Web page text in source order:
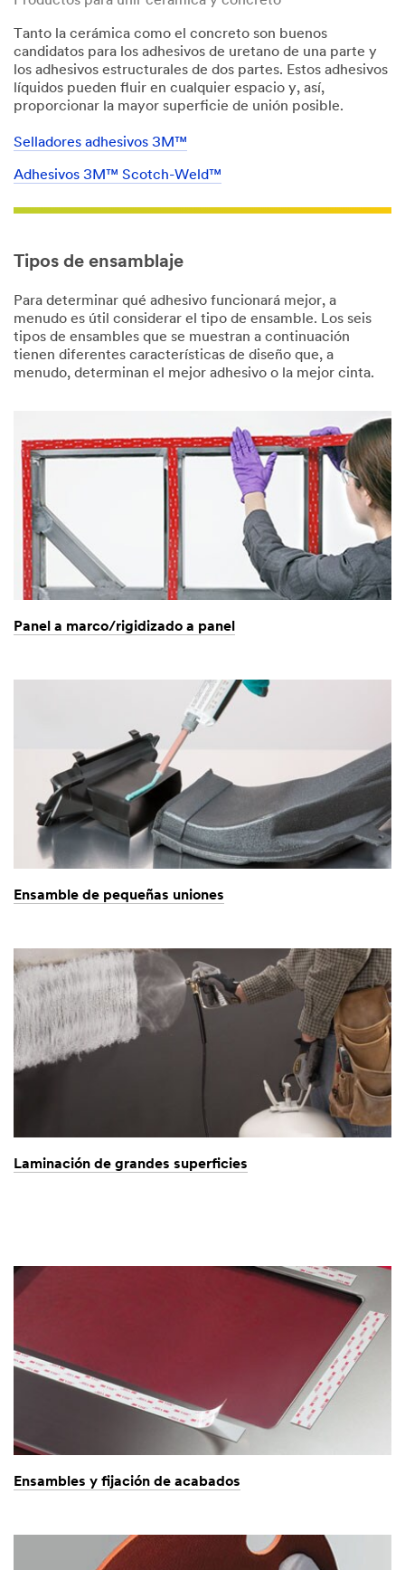
Tanto la cerámica como el concreto son buenos
candidatos para los adhesivos de uretano de una parte y
los adhesivos estructurales de dos partes. Estos adhesivos
líquidos pueden fluir en cualquier espacio y, así,
proporcionar la mayor superficie de unión posible.
Selladores adhesivos 3M™
Adhesivos 3M™ Scotch-Weld™
Tipos de ensamblaje
Para determinar qué adhesivo funcionará mejor, a
menudo es útil considerar el tipo de ensamble. Los seis
tipos de ensambles que se muestran a continuación
tienen diferentes características de diseño que, a
menudo, determinan el mejor adhesivo o la mejor cinta.
Panel a marco/rigidizado a panel
Ensamble de pequeñas uniones
Laminación de grandes superficies
Ensambles y fijación de acabados